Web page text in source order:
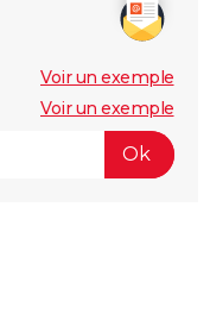
Voir un exemple
Voir un exemple